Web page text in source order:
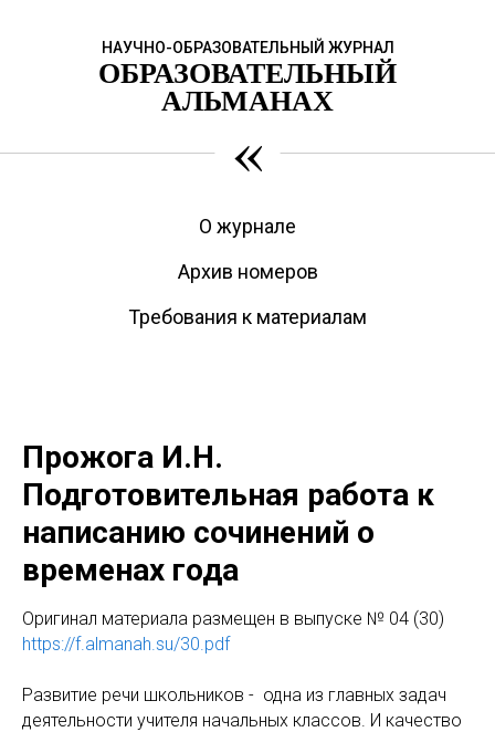
НАУЧНО-ОБРАЗОВАТЕЛЬНЫЙ ЖУРНАЛ
ОБРАЗОВАТЕЛЬНЫЙ
АЛЬМАНАХ
«
О журнале
Архив номеров
Требования к материалам
Прожога И.Н.
Подготовительная работа к
написанию сочинений о
временах года
Оригинал материала размещен в выпуске № 04 (30)
https://f.almanah.su/30.pdf
Развитие речи школьников - одна из главных задач
деятельности учителя начальных классов. И качество